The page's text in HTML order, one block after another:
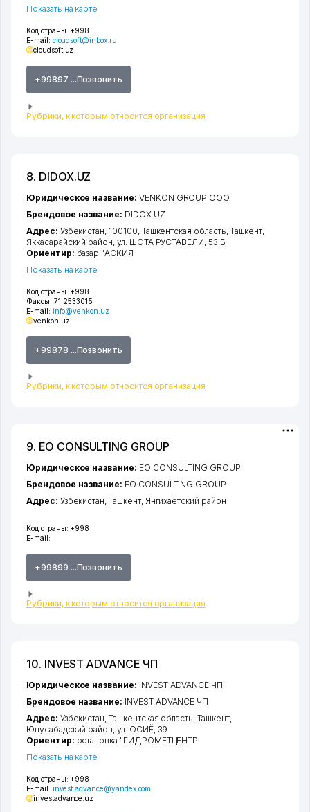
Код страны: +998
E-mail: cloudsoft@inbox.ru
cloudsoft.uz
+99897 ...Позвонить
Рубрики, к которым относится организация
Показать на карте
8. DIDOX.UZ
Код страны: +998
Факсы: 71 2533015
E-mail: info@venkon.uz
venkon.uz
+99878 ...Позвонить
Рубрики, к которым относится организация
Юридическое название: VENKON GROUP ООО
Брендовое название: DIDOX.UZ
Адрес: Узбекистан, 100100, Ташкентская область Ташкент
Яккасарайский район ул. ШОТА РУСТАВЕЛИ , 53 Б
Ориентир: базар "АСКИЯ
Показать на карте
9. EO CONSULTING GROUP
Код страны: +998
E-mail:
+99899 ...Позвонить
Рубрики, к которым относится организация
Юридическое название: EO CONSULTING GROUP
Брендовое название: EO CONSULTING GROUP
Адрес: Узбекистан,Ташкент, Янгихаётский район
10. INVEST ADVANCE ЧП
Код страны: +998
E-mail: invest.advance@yandex.com
investadvance.uz
Юридическое название: INVEST ADVANCE ЧП
Брендовое название: INVEST ADVANCE ЧП
Адрес: Узбекистан,Ташкентская область ,Ташкент,
Юнусабадский район ,ул. ОСИЁ, 39
Ориентир: остановка "ГИДРОМЕТЦЕНТР
Показать на карте